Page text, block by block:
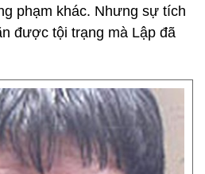
phạm khác. Nhưng sự tích
được tội trạng mà Lập đã